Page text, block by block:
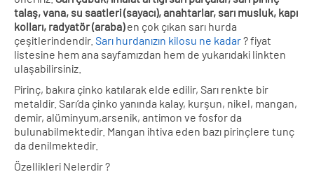
talaş, vana, su saatleri (sayacı), anahtarlar, sarı musluk, kapı
kolları, radyatör (araba)en çok çıkan sarı hurda
çeşitlerindendir. Sarı hurdanızın kilosu ne kadar? fiyat
listesine hem ana sayfamızdan hem de yukarıdaki linkten
ulaşabilirsiniz.
Pirinç, bakıra çinko katılarak elde edilir, Sarı renkte bir
metaldir. Sarı’da çinko yanında kalay, kurşun, nikel, mangan,
demir, alüminyum,arsenik, antimon ve fosfor da
bulunabilmektedir. Mangan ihtiva eden bazı pirinçlere tunç
da denilmektedir.
Özellikleri Nelerdir ?